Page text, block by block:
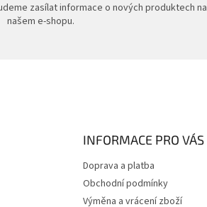
zasílat informace o nových produktech na
našem e-shopu.
INFORMACE PRO VÁS
Doprava a platba
Obchodní podmínky
Výměna a vrácení zboží